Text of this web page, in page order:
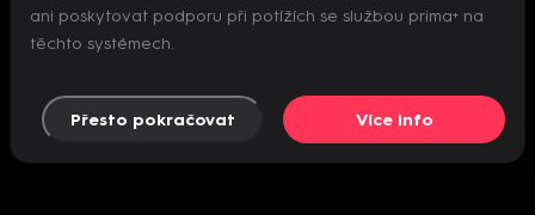
Nepodařilo se inicializovat přehrávač
ani poskytovat podporu při potížích se službou prima+ na
těchto systémech.
Přesto pokračovat Více info